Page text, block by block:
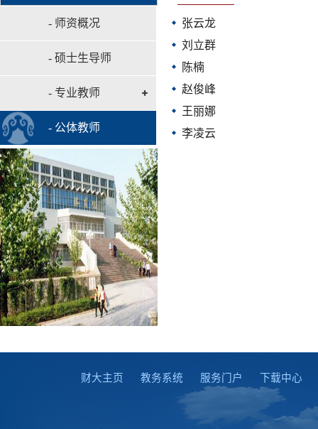
- 师资概况
- 硕士生导师
- 专业教师
- 公体教师
张云龙
​刘立群
陈楠
赵俊峰
王丽娜
李凌云
财大主页 教务系统 服务门户 下载中心